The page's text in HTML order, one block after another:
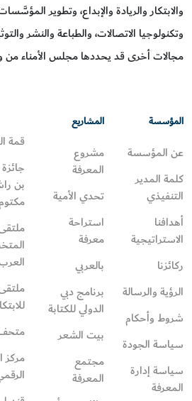
والابتكار والريادة والإبداع، وتطوير
وتكنولوجيا الاتصالات، والطباعة والنشر
مجالات أخرى قد يحددها مجلس الأمناء من
المؤسسة
عن المؤسسة
كلمة المدير
التنفيذي
أهدافنا
الاستراتيجية
ركائزنا
الرؤية والرسالة
شروط وأحكام
سياسة الجودة
سياسة إدارة
المعرفة
المشاريع
مشروع
المعرفة
تحدي الأمية
استراحة
معرفة
بالعربي
برنامج دبي
الدولي للكتابة
بيت الشعر
مجتمع
المعرفة
قمة
بن
مركز